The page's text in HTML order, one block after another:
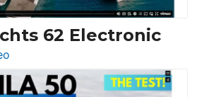
62 Electronic
Silent
Yachts